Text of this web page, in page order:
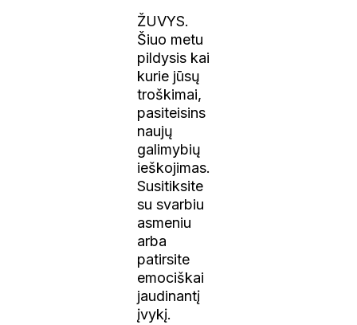
ŽUVYS.
Šiuo metu
pildysis kai
kurie jūsų
troškimai,
pasiteisins
naujų
galimybių
ieškojimas.
Susitiksite
su svarbiu
asmeniu
arba
patirsite
emociškai
jaudinantį
įvykį.